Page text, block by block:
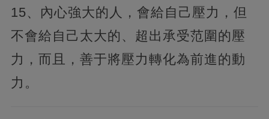
15、內心強大的人，會給自己壓力，但
不會給自己太大的、超出承受范圍的壓
力，而且，善于將壓力轉化為前進的動
力。